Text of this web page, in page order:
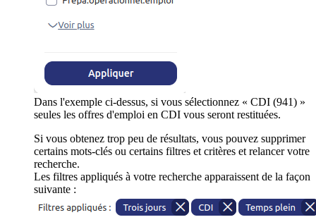
Dans l'exemple ci-dessus, si vous sélectionnez « CDI (941) »
seules les offres d'emploi en CDI vous seront restituées.
Si vous obtenez trop peu de résultats, vous pouvez supprimer
certains mots-clés ou certains filtres et critères et relancer votre
recherche.
Les filtres appliqués à votre recherche apparaissent de la façon
suivante :